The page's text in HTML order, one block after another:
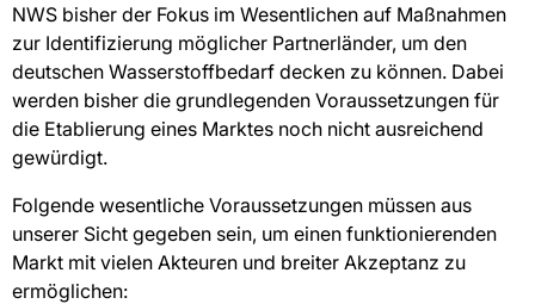
NWS bisher der Fokus im Wesentlichen auf Maßnahmen
zur Identifizierung möglicher Partnerländer, um den
deutschen Wasserstoffbedarf decken zu können. Dabei
werden bisher die grundlegenden Voraussetzungen für
die Etablierung eines Marktes noch nicht ausreichend
gewürdigt.
Folgende wesentliche Voraussetzungen müssen aus
unserer Sicht gegeben sein, um einen funktionierenden
Markt mit vielen Akteuren und breiter Akzeptanz zu
ermöglichen: